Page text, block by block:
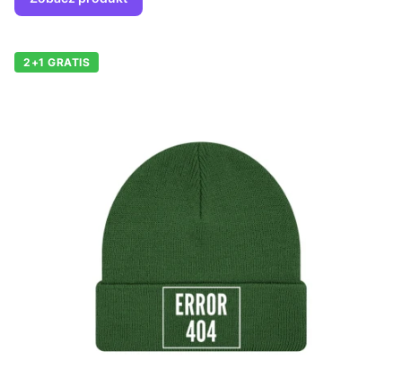
2+1 GRATIS